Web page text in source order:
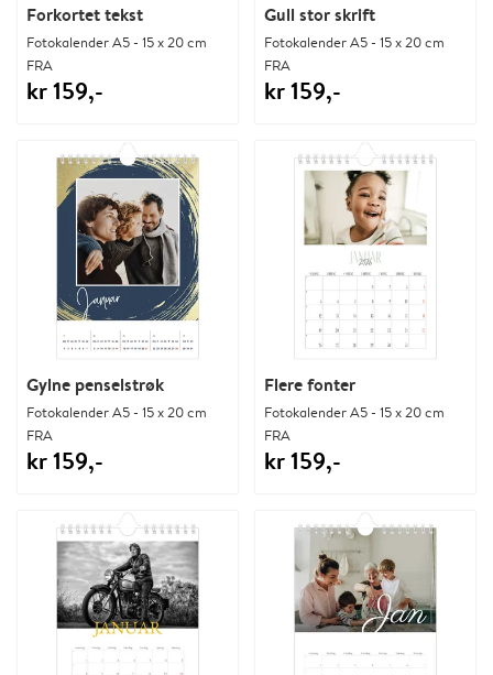
Forkortet tekst
Fotokalender A5 - 15 x 20 cm
FRA
kr 159,-
Gull stor skrift
Fotokalender A5 - 15 x 20 cm
FRA
kr 159,-
Gylne penselstrøk
Fotokalender A5 - 15 x 20 cm
FRA
kr 159,-
Flere fonter
Fotokalender A5 - 15 x 20 cm
FRA
kr 159,-